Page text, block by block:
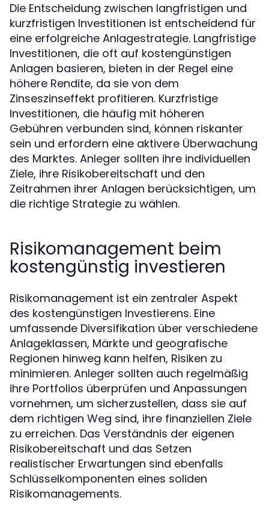
Die Entscheidung zwischen langfristigen und
kurzfristigen Investitionen ist entscheidend für
eine erfolgreiche Anlagestrategie. Langfristige
Investitionen, die oft auf kostengünstigen
Anlagen basieren, bieten in der Regel eine
höhere Rendite, da sie von dem
Zinseszinseffekt profitieren. Kurzfristige
Investitionen, die häufig mit höheren
Gebühren verbunden sind, können riskanter
sein und erfordern eine aktivere Überwachung
des Marktes. Anleger sollten ihre individuellen
Ziele, ihre Risikobereitschaft und den
Zeitrahmen ihrer Anlagen berücksichtigen, um
die richtige Strategie zu wählen.
Risikomanagement beim
kostengünstig investieren
Risikomanagement ist ein zentraler Aspekt
des kostengünstigen Investierens. Eine
umfassende Diversifikation über verschiedene
Anlageklassen, Märkte und geografische
Regionen hinweg kann helfen, Risiken zu
minimieren. Anleger sollten auch regelmäßig
ihre Portfolios überprüfen und Anpassungen
vornehmen, um sicherzustellen, dass sie auf
dem richtigen Weg sind, ihre finanziellen Ziele
zu erreichen. Das Verständnis der eigenen
Risikobereitschaft und das Setzen
realistischer Erwartungen sind ebenfalls
Schlüsselkomponenten eines soliden
Risikomanagements.